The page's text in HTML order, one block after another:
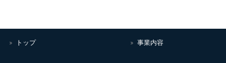
トップ 事業内容